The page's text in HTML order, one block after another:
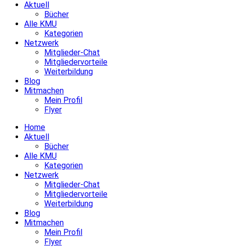
Aktuell
Bücher
Alle KMU
Kategorien
Netzwerk
Mitglieder-Chat
Mitgliedervorteile
Weiterbildung
Blog
Mitmachen
Mein Profil
Flyer
Home
Aktuell
Bücher
Alle KMU
Kategorien
Netzwerk
Mitglieder-Chat
Mitgliedervorteile
Weiterbildung
Blog
Mitmachen
Mein Profil
Flyer